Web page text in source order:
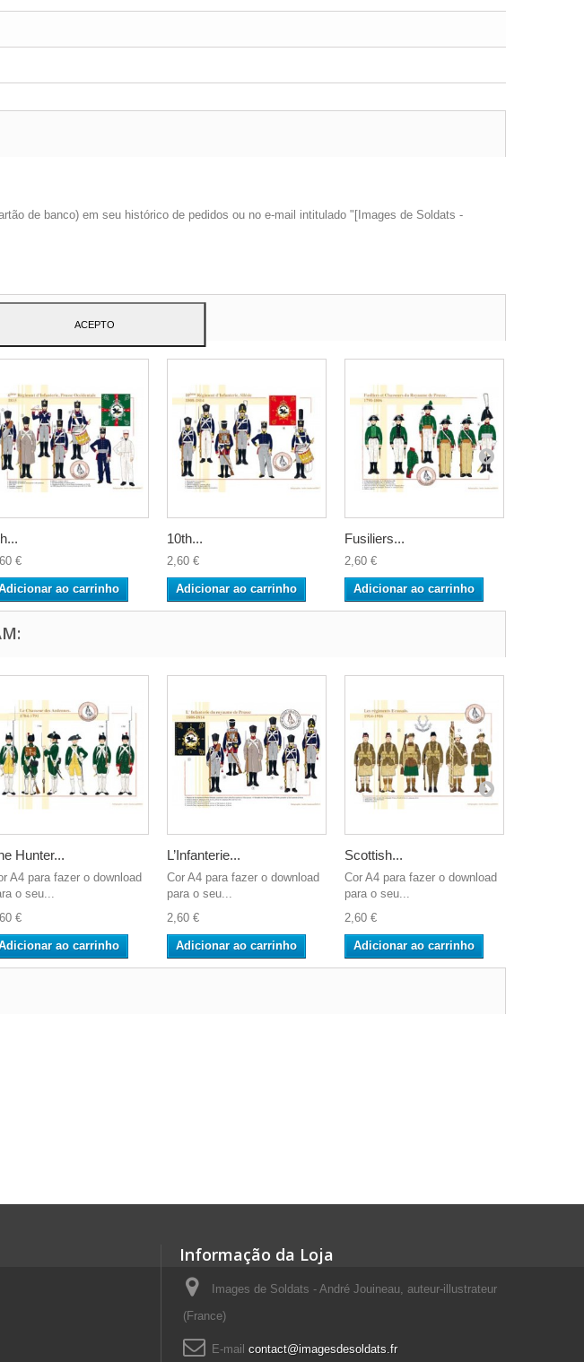
de banco) em seu histórico de pedidos ou no e-mail intitulado "[Images de Soldats -
€
ao carrinho
10th...
2,60 €
Adicionar ao carrinho
Fusiliers...
2,60 €
Adicionar ao carrinho
Hunter...
A4 para fazer o download
o seu...
€
ao carrinho
L’Infanterie...
Cor A4 para fazer o download
para o seu...
2,60 €
Adicionar ao carrinho
Scottish...
Cor A4 para fazer o download
para o seu...
2,60 €
Adicionar ao carrinho
Informação da Loja
Images de Soldats - André Jouineau, auteur-illustrateur
(France)
E-mail contact@imagesdesoldats.fr
seus hábitos navegação.
ACEPTO